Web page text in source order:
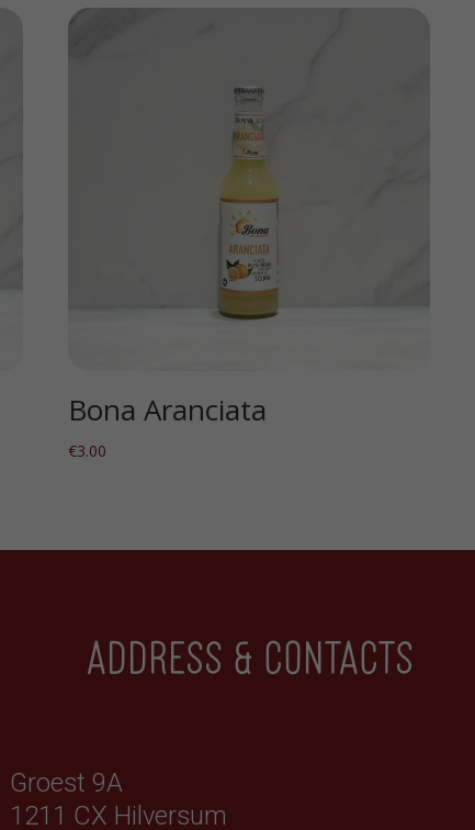
Bona Aranciata
€3.00
Address & contacts
Groest 9A
1211 CX Hilversum